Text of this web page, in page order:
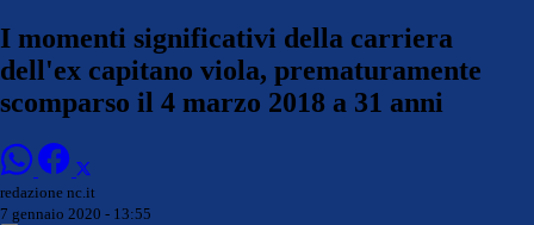
I momenti significativi della carriera
dell'ex capitano viola, prematuramente
scomparso il 4 marzo 2018 a 31 anni
redazione nc.it
7 gennaio 2020 - 13:55